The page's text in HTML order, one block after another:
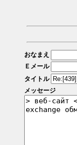
おなまえ
Ｅメール
タイトル
メッセージ